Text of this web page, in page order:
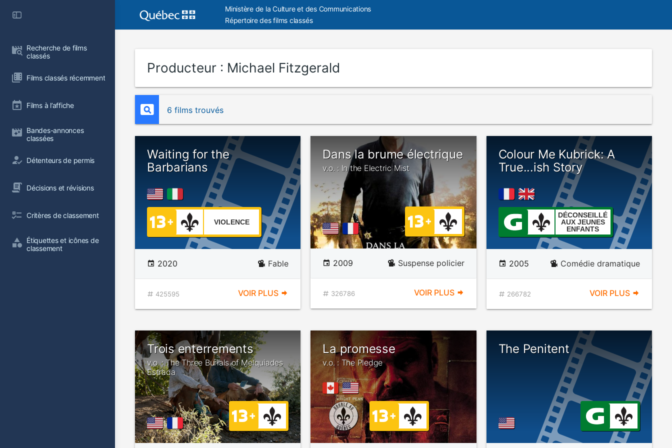
Recherche de films
classés
Films classés récemment
Films à l’affiche
Bandes-annonces
classées
Détenteurs de permis
Décisions et révisions
Critères de classement
Étiquettes et icônes de
classement
Ministère de la Culture et des Communications
Répertoire des films classés
Producteur : Michael Fitzgerald
6 films trouvés
Waiting for the
Barbarians
VIOLENCE
2020 Fable
425595 VOIR PLUS
Dans la brume électrique
v.o. : In the Electric Mist
2009 Suspense policier
326786 VOIR PLUS
Colour Me Kubrick: A
True...ish Story
DÉCONSEILLÉ
AUX JEUNES
ENFANTS
2005 Comédie dramatique
266782 VOIR PLUS
Trois enterrements
v.o. : The Three Burials of Melquiades
Estrada
La promesse
v.o. : The Pledge
The Penitent